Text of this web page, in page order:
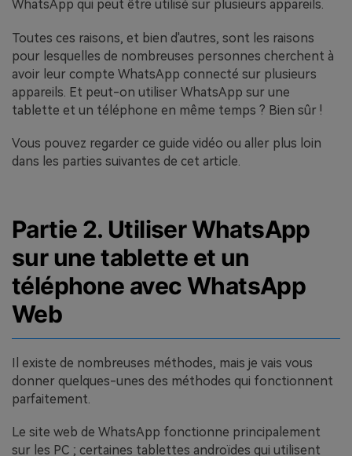
WhatsApp qui peut être utilisé sur plusieurs appareils.
Toutes ces raisons, et bien d'autres, sont les raisons
pour lesquelles de nombreuses personnes cherchent à
avoir leur compte WhatsApp connecté sur plusieurs
appareils. Et peut-on utiliser WhatsApp sur une
tablette et un téléphone en même temps ? Bien sûr !
Vous pouvez regarder ce guide vidéo ou aller plus loin
dans les parties suivantes de cet article.
Partie 2. Utiliser WhatsApp
sur une tablette et un
téléphone avec WhatsApp
Web
Il existe de nombreuses méthodes, mais je vais vous
donner quelques-unes des méthodes qui fonctionnent
parfaitement.
Le site web de WhatsApp fonctionne principalement
sur les PC ; certaines tablettes androïdes qui utilisent